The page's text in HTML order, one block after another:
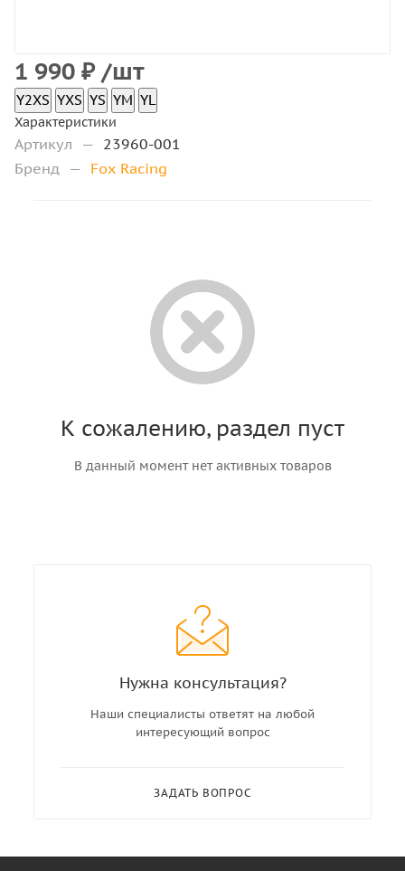
1 990 ₽ /шт
Y2XS YXS YS YM YL
Характеристики
Артикул — 23960-001
Бренд
— Fox Racing
К сожалению, раздел пуст
В данный момент нет активных товаров
Нужна консультация?
Наши специалисты ответят на любой
интересующий вопрос
ЗАДАТЬ ВОПРОС